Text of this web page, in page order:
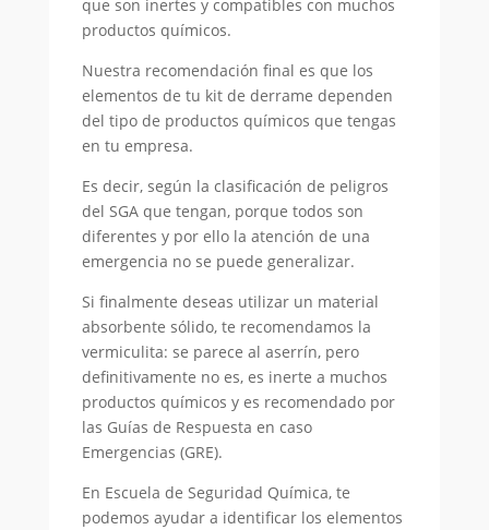
que son inertes y compatibles con muchos
productos químicos.
Nuestra recomendación final es que los
elementos de tu kit de derrame dependen
del tipo de productos químicos que tengas
en tu empresa.
Es decir, según la clasificación de peligros
del SGA que tengan, porque todos son
diferentes y por ello la atención de una
emergencia no se puede generalizar.
Si finalmente deseas utilizar un material
absorbente sólido, te recomendamos la
vermiculita: se parece al aserrín, pero
definitivamente no es, es inerte a muchos
productos químicos y es recomendado por
las Guías de Respuesta en caso
Emergencias (GRE).
En Escuela de Seguridad Química, te
podemos ayudar a identificar los elementos